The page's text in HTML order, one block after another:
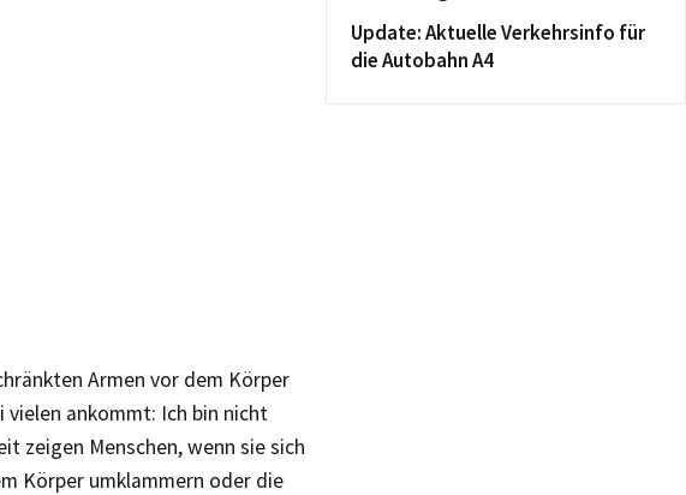
Armen vor dem Körper
vielen ankommt: Ich bin nicht
zeigen Menschen, wenn sie sich
Körper umklammern oder die
Update: Aktuelle Verkehrsinfo für
die Autobahn A4